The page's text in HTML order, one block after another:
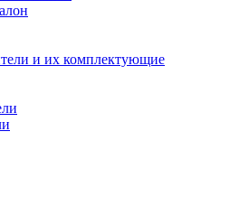
и их комплектующие